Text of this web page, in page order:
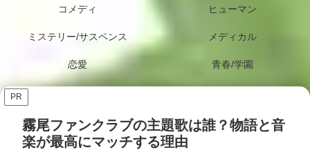
コメディ ヒューマン
ミステリー/サスペンス メディカル
恋愛 青春/学園
PR
霧尾ファンクラブの主題歌は誰？物語と音
楽が最高にマッチする理由